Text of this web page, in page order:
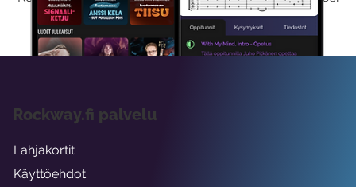
viikon ajaksi.
Rockway.fi palvelu
Lahjakortit
Käyttöehdot